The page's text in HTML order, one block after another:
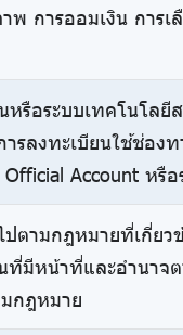
การออมเงิน การ
หรือระบบเทคโนโล
รลงทะเบียนใช้ช่อง
Account หรื
ตามกฎหมายที่เกี่ย
ที่มีหน้าที่และอำนาจ
กฎหมาย